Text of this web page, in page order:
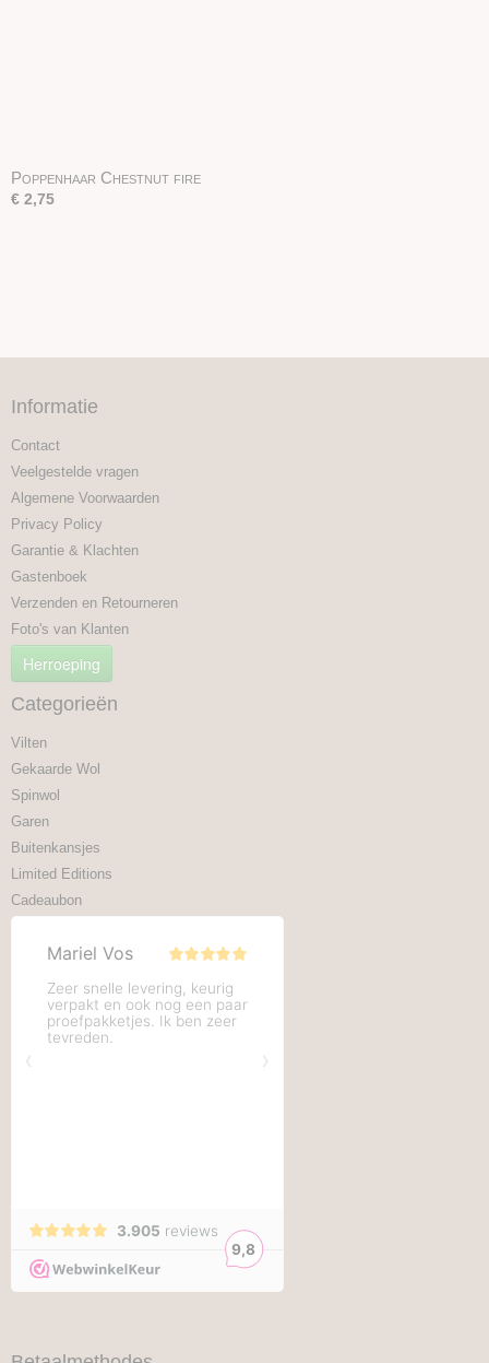
Poppenhaar Chestnut fire
€ 2,75
Informatie
Contact
Veelgestelde vragen
Algemene Voorwaarden
Privacy Policy
Garantie & Klachten
Gastenboek
Verzenden en Retourneren
Foto's van Klanten
Herroeping
Categorieën
Vilten
Gekaarde Wol
Spinwol
Garen
Buitenkansjes
Limited Editions
Cadeaubon